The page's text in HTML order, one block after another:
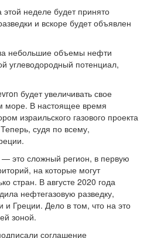
неделе будет принято
и вскоре будет объявлен
небольшие объемы нефти
углеводородный потенциал,
будет увеличивать свое
море. В настоящее время
израильского газового проекта
судя по всему,
это сложный регион, в первую
на которые могут
стран. В августе 2020 года
нефтегазовую разведку,
и Греции. Дело в том, что на это
зоной.
соглашение